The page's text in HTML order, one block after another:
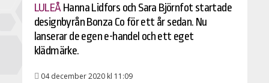
LULEÅ Hanna Lidfors och Sara Björnfot startade
designbyrån Bonza Co för ett år sedan. Nu
lanserar de egen e-handel och ett eget
klädmärke.
04 december 2020 kl 11:09